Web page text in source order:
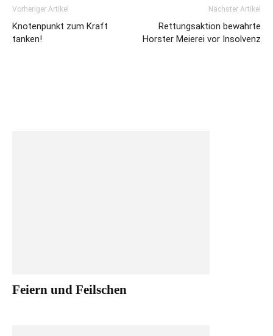
Vorheriger Artikel
Knotenpunkt zum Kraft
tanken!
Nächster Artikel
Rettungsaktion bewahrte
Horster Meierei vor Insolvenz
Feiern und Feilschen